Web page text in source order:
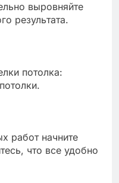
выровняйте
результата.
потолка:
работ начните
что все удобно